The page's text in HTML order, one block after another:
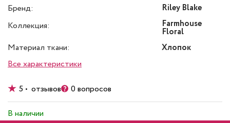
Бренд:
Riley Blake
Коллекция:
Farmhouse
Floral
Материал ткани:
Хлопок
Все характеристики
5 • отзывов 0 вопросов
В наличии